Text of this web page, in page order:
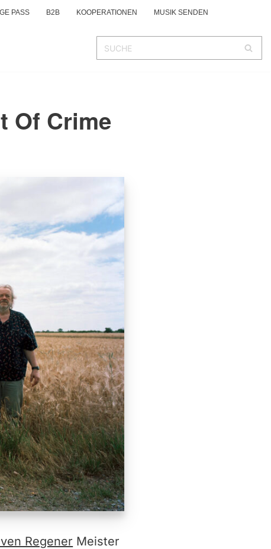
PASS B2B KOOPERATIONEN MUSIK SENDEN
Of Crime
Regener Meister